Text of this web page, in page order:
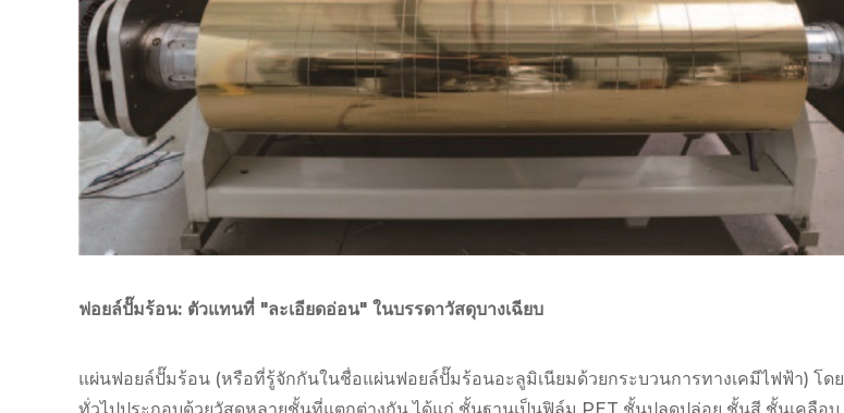
ฟอยล์ปั๊มร้อน: ตัวแทนที่ "ละเอียดอ่อน" ในบรรดาวัสดุบางเฉียบ
แผ่นฟอยล์ปั๊มร้อน (หรือที่รู้จักกันในชื่อแผ่นฟอยล์ปั๊มร้อนอะลูมิเนียมด้วยกระบวนการทางเคมีไฟฟ้า) โดย